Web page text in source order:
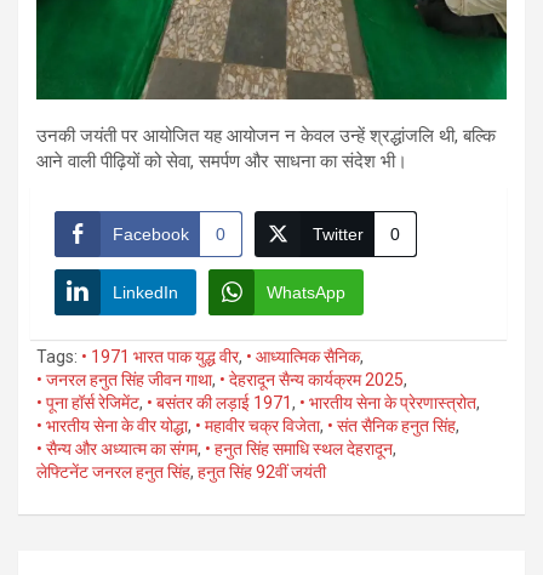
उनकी जयंती पर आयोजित यह आयोजन न केवल उन्हें श्रद्धांजलि थी, बल्कि
आने वाली पीढ़ियों को सेवा, समर्पण और साधना का संदेश भी।
Facebook 0 Twitter 0
LinkedIn WhatsApp
Tags: • 1971 भारत पाक युद्ध वीर, • आध्यात्मिक सैनिक,
• जनरल हनुत सिंह जीवन गाथा, • देहरादून सैन्य कार्यक्रम 2025,
• पूना हॉर्स रेजिमेंट, • बसंतर की लड़ाई 1971, • भारतीय सेना के प्रेरणास्त्रोत,
• भारतीय सेना के वीर योद्धा, • महावीर चक्र विजेता, • संत सैनिक हनुत सिंह,
• सैन्य और अध्यात्म का संगम, • हनुत सिंह समाधि स्थल देहरादून,
लेफ्टिनेंट जनरल हनुत सिंह, हनुत सिंह 92वीं जयंती